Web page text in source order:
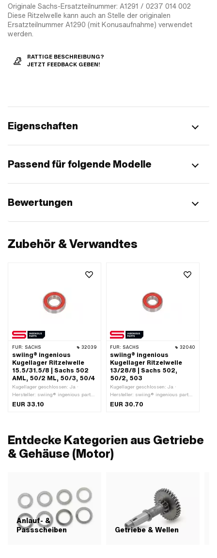
Originale Sachs-Ersatzteilnummer: A1291 / 0237 014 002
Diese Ritzelwelle kann auch an Stelle der originalen
Ersatzteilnummer A1290 (mit Konusaufnahme) verwendet
werden.
RATTIGE BESCHREIBUNG?
JETZT FEEDBACK GEBEN!
Eigenschaften
Passend für folgende Modelle
Bewertungen
Zubehör & Verwandtes
FÜR: SACHS 32039
swiing® ingenious
Kugellager Ritzelwelle
15.5/31.5/8 | Sachs 502
AML, 50/2 ML, 50/3, 50/4
Kugellager geschlossen: Ja ·
Hersteller: swiing® ingenious parts ·
Staubschutzart: 2RS1 - Beidseitige
aussen: 31.5 mm · Ø innen: 15.5
mm
EUR 33.10
FÜR: SACHS 32040
swiing® ingenious
Kugellager Ritzelwelle
13/28/8 | Sachs 502,
50/2, 503
Kugellager geschlossen: Ja ·
Hersteller: swiing® ingenious parts ·
Staubschutzart: 2RS1 - Beidseitige
Rillenkugellager · Breite: 8 mm · Ø
aussen: 28 mm · Ø innen: 13 mm
EUR 30.70
Entdecke Kategorien aus Getriebe
& Gehäuse (Motor)
Anlauf- &
Passscheiben
Getriebe & Wellen